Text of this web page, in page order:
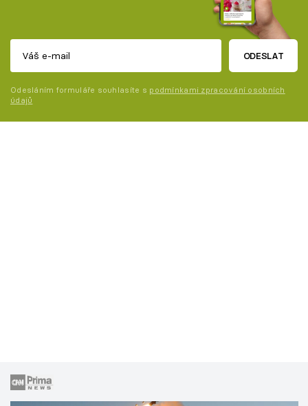
ODESLAT
Odesláním formuláře souhlasíte s podmínkami zpracování osobních
údajů